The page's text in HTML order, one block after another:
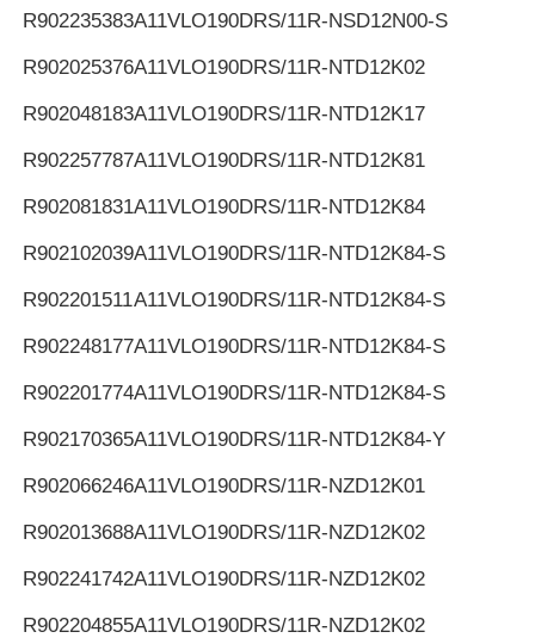
R902235383A11VLO190DRS/11R-NSD12N00-S
R902025376A11VLO190DRS/11R-NTD12K02
R902048183A11VLO190DRS/11R-NTD12K17
R902257787A11VLO190DRS/11R-NTD12K81
R902081831A11VLO190DRS/11R-NTD12K84
R902102039A11VLO190DRS/11R-NTD12K84-S
R902201511A11VLO190DRS/11R-NTD12K84-S
R902248177A11VLO190DRS/11R-NTD12K84-S
R902201774A11VLO190DRS/11R-NTD12K84-S
R902170365A11VLO190DRS/11R-NTD12K84-Y
R902066246A11VLO190DRS/11R-NZD12K01
R902013688A11VLO190DRS/11R-NZD12K02
R902241742A11VLO190DRS/11R-NZD12K02
R902204855A11VLO190DRS/11R-NZD12K02